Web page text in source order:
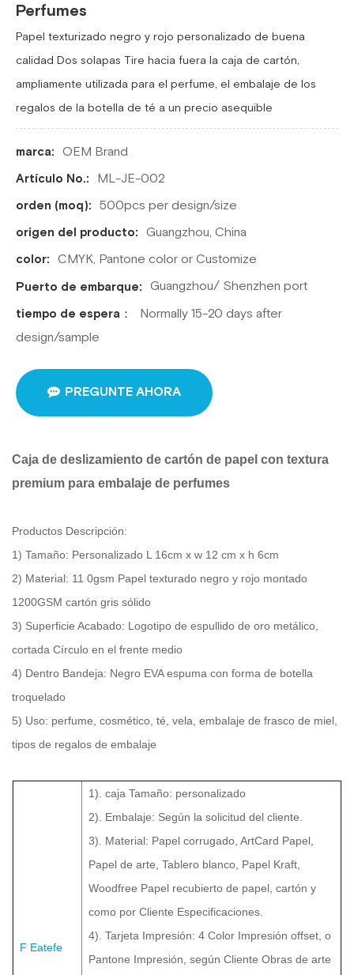
Perfumes
Papel texturizado negro y rojo personalizado de buena
calidad Dos solapas Tire hacia fuera la caja de cartón,
ampliamente utilizada para el perfume, el embalaje de los
regalos de la botella de té a un precio asequible
marca: OEM Brand
Artículo No.: ML-JE-002
orden (moq): 500pcs per design/size
origen del producto: Guangzhou, China
color: CMYK, Pantone color or Customize
Puerto de embarque: Guangzhou/ Shenzhen port
tiempo de espera：
Normally 15-20 days after
design/sample
PREGUNTE AHORA
Caja de deslizamiento de cartón de papel con textura
premium para embalaje de perfumes
Productos Descripción:
1) Tamaño: Personalizado L 16cm x w 12 cm x h 6cm
2) Material: 11 0gsm Papel texturado negro y rojo montado
1200GSM cartón gris sólido
3) Superficie Acabado: Logotipo de espullido de oro metálico,
cortada Círculo en el frente medio
4) Dentro Bandeja: Negro EVA espuma con forma de botella
troquelado
5) Uso: perfume, cosmético, té, vela, embalaje de frasco de miel,
tipos de regalos de embalaje
F Eatefe
1). caja Tamaño: personalizado
2). Embalaje: Según la solicitud del cliente.
3). Material: Papel corrugado, ArtCard Papel,
Papel de arte, Tablero blanco, Papel Kraft,
Woodfree Papel recubierto de papel, cartón y
como por Cliente Especificaciones.
4). Tarjeta Impresión: 4 Color Impresión offset, o
Pantone Impresión, según Cliente Obras de arte